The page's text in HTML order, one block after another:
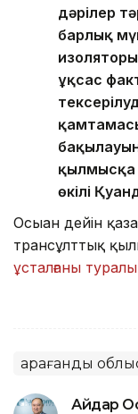
дәрілер
барлық
ұқсас
қылмысқа
өкілі
Осыған дейін
трансұлттық
ұсталғаны туралы
Қарағанды
Айдар